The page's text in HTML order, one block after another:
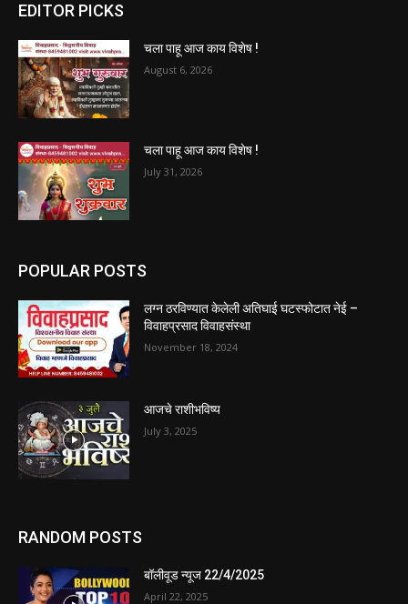
EDITOR PICKS
चला पाहू आज काय विशेष !
August 6, 2026
चला पाहू आज काय विशेष !
July 31, 2026
POPULAR POSTS
लग्न ठरविण्यात केलेली अतिघाई घटस्फोटात नेई –
विवाहप्रसाद विवाहसंस्था
November 18, 2024
आजचे राशीभविष्य
July 3, 2025
RANDOM POSTS
बॉलीवूड न्यूज 22/4/2025
April 22, 2025